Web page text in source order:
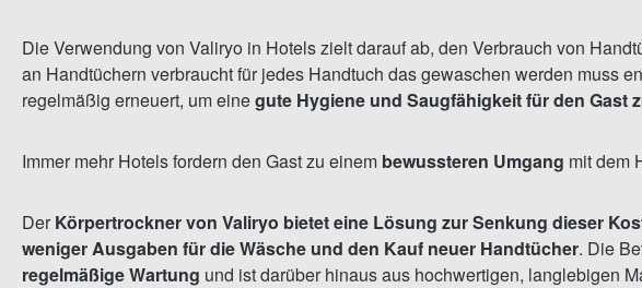
Die Verwendung von Valiryo in Hotels zielt darauf ab, den Verbrauch von
an Handtüchern verbraucht für jedes Handtuch das gewaschen werden muss
regelmäßig erneuert, um einegute Hygiene und Saugfähigkeit für den Gast
Immer mehr Hotels fordern den Gast zu einem bewussteren Umgang mit dem
DerKörpertrockner von Valiryo bietet eine Lösung zur Senkung dieser
weniger Ausgaben für die Wäsche und den Kauf neuer Handtücher. Die
regelmäßige Wartung und ist darüber hinaus aus hochwertigen, langlebigen